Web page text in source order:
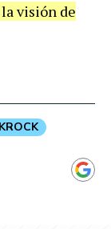
visión de